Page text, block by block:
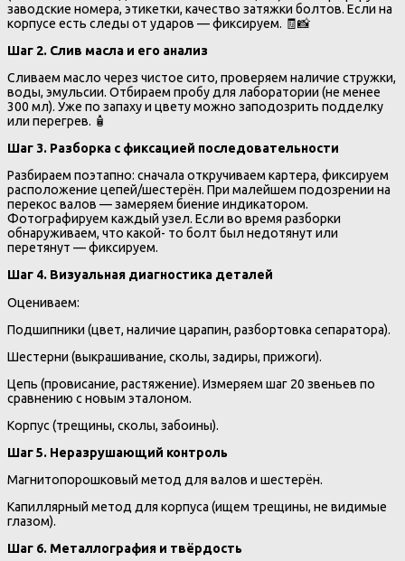
заводские номера, этикетки, качество затяжки болтов. Если на
корпусе есть следы от ударов — фиксируем. 🧾📸
Шаг 2. Слив масла и его анализ
Сливаем масло через чистое сито, проверяем наличие стружки,
воды, эмульсии. Отбираем пробу для лаборатории (не менее
300 мл). Уже по запаху и цвету можно заподозрить подделку
или перегрев. 🧴
Шаг 3. Разборка с фиксацией последовательности
Разбираем поэтапно: сначала откручиваем картера, фиксируем
расположение цепей/шестерён. При малейшем подозрении на
перекос валов — замеряем биение индикатором.
Фотографируем каждый узел. Если во время разборки
обнаруживаем, что какой- то болт был недотянут или
перетянут — фиксируем.
Шаг 4. Визуальная диагностика деталей
Оцениваем:
Подшипники (цвет, наличие царапин, разбортовка сепаратора).
Шестерни (выкрашивание, сколы, задиры, прижоги).
Цепь (провисание, растяжение). Измеряем шаг 20 звеньев по
сравнению с новым эталоном.
Корпус (трещины, сколы, забоины).
Шаг 5. Неразрушающий контроль
Магнитопорошковый метод для валов и шестерён.
Капиллярный метод для корпуса (ищем трещины, не видимые
глазом).
Шаг 6. Металлография и твёрдость